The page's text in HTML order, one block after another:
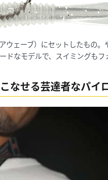
ウェーブ）にセットしたもの
ドなモデルで、スイミングもフ
なせる芸達者なパイ